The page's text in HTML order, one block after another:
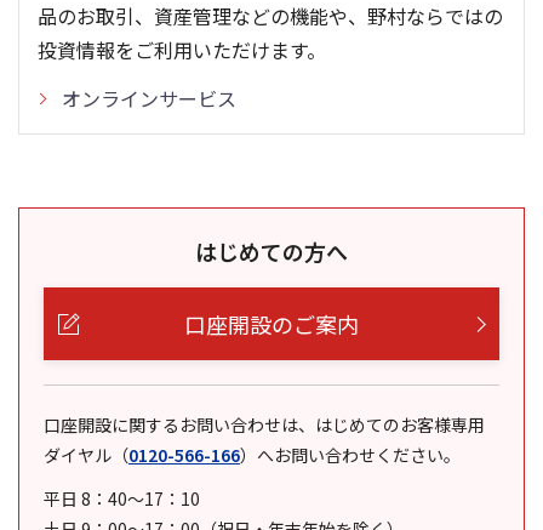
品のお取引、資産管理などの機能や、野村ならではの
投資情報をご利用いただけます。
オンラインサービス
はじめての方へ
口座開設のご案内
口座開設に関するお問い合わせは、はじめてのお客様専用
ダイヤル （0120-566-166） へお問い合わせください。
平日 8：40～17：10